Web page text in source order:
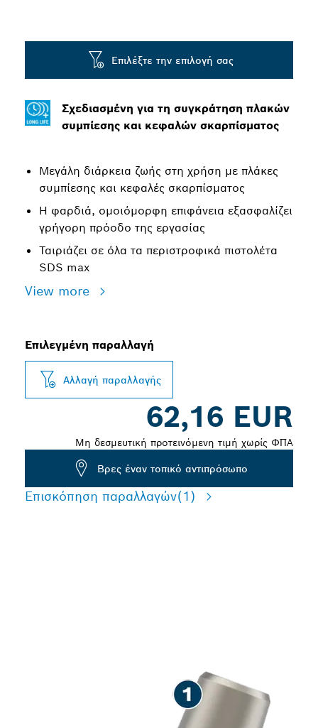
Σχεδιασμένη για τη συγκράτηση πλακών
συμπίεσης και κεφαλών σκαρπίσματος
Μεγάλη διάρκεια ζωής στη χρήση με πλάκες
συμπίεσης και κεφαλές σκαρπίσματος
Η φαρδιά, ομοιόμορφη επιφάνεια εξασφαλίζει
γρήγορη πρόοδο της εργασίας
Ταιριάζει σε όλα τα περιστροφικά πιστολέτα
SDS max
View more
Επιλέξτε την επιλογή σας
Επιλεγμένη παραλλαγή
Αλλαγή παραλλαγής
62,16 EUR
Μη δεσμευτική προτεινόμενη τιμή χωρίς ΦΠΑ
Βρες έναν τοπικό αντιπρόσωπο
Επισκόπηση παραλλαγών(1)